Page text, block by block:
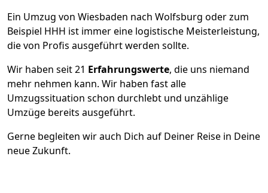
Ein Umzug von Wiesbaden nach Wolfsburg oder zum
Beispiel HHH ist immer eine logistische Meisterleistung,
die von Profis ausgeführt werden sollte.
Wir haben seit21 Erfahrungswerte, die uns niemand
mehr nehmen kann. Wir haben fast alle
Umzugssituation schon durchlebt und unzählige
Umzüge bereits ausgeführt.
Gerne begleiten wir auch Dich auf Deiner Reise in Deine
neue Zukunft.